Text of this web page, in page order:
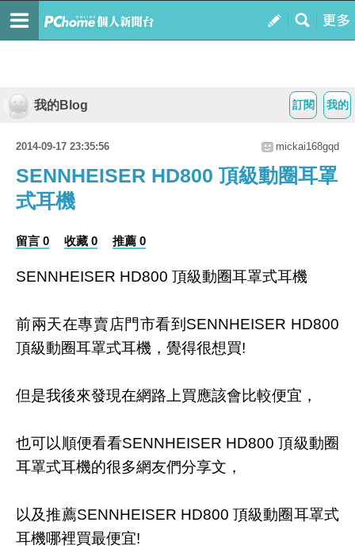
我的
訂閱
我的Blog
2014-09-17 23:35:56 mickai168gqd
SENNHEISER HD800 頂級動圈耳罩
式耳機
留言 0 收藏 0 推薦 0
SENNHEISER HD800 頂級動圈耳罩式耳機
前兩天在專賣店門市看到SENNHEISER HD800
頂級動圈耳罩式耳機，覺得很想買!
但是我後來發現在網路上買應該會比較便宜，
也可以順便看看SENNHEISER HD800 頂級動圈
耳罩式耳機的很多網友們分享文，
以及推薦SENNHEISER HD800 頂級動圈耳罩式
耳機哪裡買最便宜!